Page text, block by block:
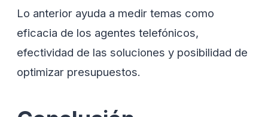
Lo anterior ayuda a medir temas como
eficacia de los agentes telefónicos,
efectividad de las soluciones y posibilidad de
optimizar presupuestos.